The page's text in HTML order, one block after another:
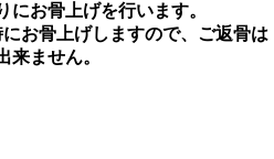
にお骨上げを行います。
お骨上げしますので、ご返骨は
来ません。